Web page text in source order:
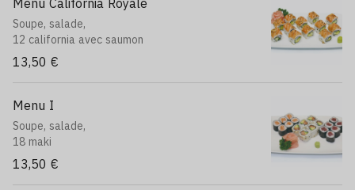
Menu California Royale
Soupe, salade,
12 california avec saumon
13,50 €
Menu I
Soupe, salade,
18 maki
13,50 €